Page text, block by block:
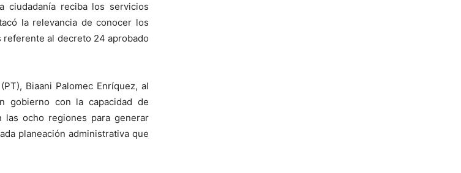
ciudadanía reciba los servicios
la relevancia de conocer los
al decreto 24 aprobado
Biaani Palomec Enríquez, al
gobierno con la capacidad de
ocho regiones para generar
planeación administrativa que